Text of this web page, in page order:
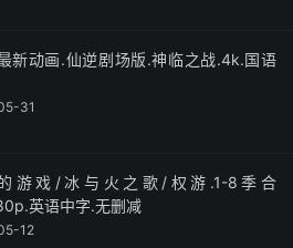
新动画.仙逆剧场版.神临之战.4k.国语
31
游戏/冰与火之歌/权游.1-8季合
英语中字.无删减
12